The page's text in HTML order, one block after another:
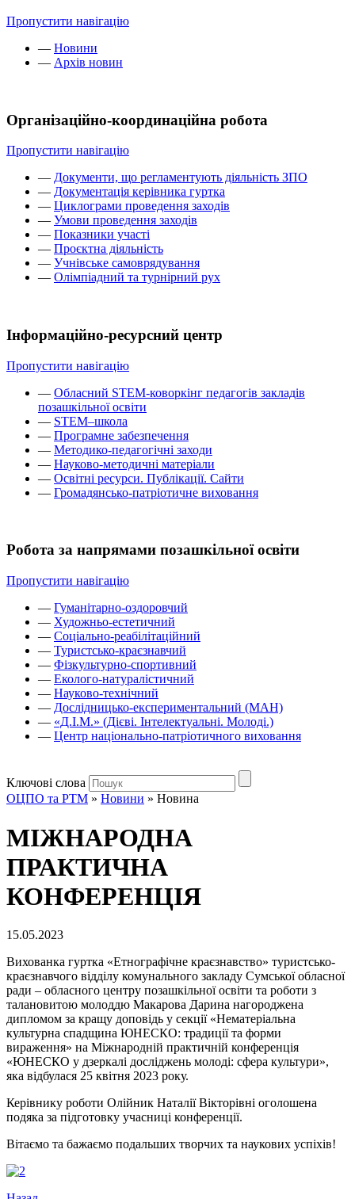
Пропустити навігацію
— Новини
— Архів новин
Організаційно-координаційна робота
Пропустити навігацію
— Документи, що регламентують діяльність ЗПО
— Документація керівника гуртка
— Циклограми проведення заходів
— Умови проведення заходів
— Показники участі
— Проєктна діяльність
— Учнівське самоврядування
— Олімпіадний та турнірний рух
Інформаційно-ресурсний центр
Пропустити навігацію
— Обласний STEM-коворкінг педагогів закладів
позашкільної освіти
— STEM–школа
— Програмне забезпечення
— Методико-педагогічні заходи
— Науково-методичні матеріали
— Освітні ресурси. Публікації. Сайти
— Громадянсько-патріотичне виховання
Робота за напрямами позашкільної освіти
Пропустити навігацію
— Гуманітарно-оздоровчий
— Художньо-естетичний
— Соціально-реабілітаційний
— Туристсько-краєзнавчий
— Фізкультурно-спортивний
— Еколого-натуралістичний
— Науково-технічний
— Дослідницько-експериментальний (МАН)
— «Д.І.М.» (Дієві. Інтелектуальні. Молоді.)
— Центр національно-патріотичного виховання
Ключові слова
ОЦПО та РТМ » Новини » Новина
МІЖНАРОДНА
ПРАКТИЧНА
КОНФEРЕНЦІЯ
15.05.2023
Вихованка гуртка «Етнографічне краєзнавство» туристсько-
краєзнавчого відділу комунального закладу Сумської обласної
ради – обласного центру позашкільної освіти та роботи з
талановитою молоддю Макарова Дарина нагороджена
дипломом за кращу доповідь у секції «Нематеріальна
культурна спадщина ЮНЕСКО: традиції та форми
вираження» на Міжнародній практичній конференція
«ЮНЕСКО у дзеркалі досліджень молоді: сфера культури»,
яка відбулася 25 квітня 2023 року.
Керівнику роботи Олійник Наталії Вікторівні оголошена
подяка за підготовку учасниці конференції.
Вітаємо та бажаємо подальших творчих та наукових успіхів!